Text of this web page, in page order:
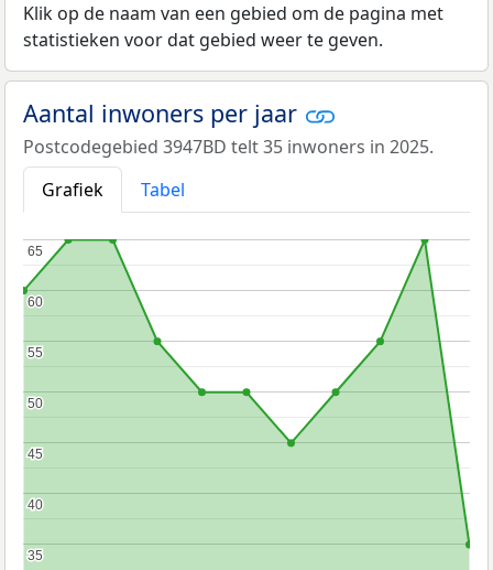
Klik op de naam van een gebied om de pagina met
statistieken voor dat gebied weer te geven.
Aantal inwoners per jaar
Postcodegebied 3947BD telt 35 inwoners in 2025.
Grafiek
Tabel
35
35
40
40
45
45
50
50
55
55
60
60
65
65